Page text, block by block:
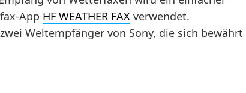
App HF WEATHER FAX verwendet.
Weltempfänger von Sony, die sich bewährt